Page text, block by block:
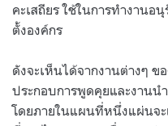
คะเสถียร ใช้ในการทำงานอ
ตั้งองค์กร
ดังจะเห็นได้จากงานต่างๆ
ประกอบการพูดคุยและงานน
โดยภายในแผนที่หนึ่งแผ่นจะ